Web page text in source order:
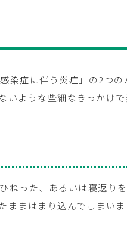
染症に伴う炎症」の2つの
いような些細なきっかけ
ねった、あるいは寝返りを
ままはまり込んでしまいま